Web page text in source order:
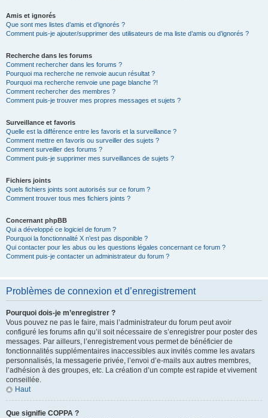
Amis et ignorés
Que sont mes listes d’amis et d’ignorés ?
Comment puis-je ajouter/supprimer des utilisateurs de ma liste d’amis ou d’ignorés ?
Recherche dans les forums
Comment rechercher dans les forums ?
Pourquoi ma recherche ne renvoie aucun résultat ?
Pourquoi ma recherche renvoie une page blanche ?!
Comment rechercher des membres ?
Comment puis-je trouver mes propres messages et sujets ?
Surveillance et favoris
Quelle est la différence entre les favoris et la surveillance ?
Comment mettre en favoris ou surveiller des sujets ?
Comment surveiller des forums ?
Comment puis-je supprimer mes surveillances de sujets ?
Fichiers joints
Quels fichiers joints sont autorisés sur ce forum ?
Comment trouver tous mes fichiers joints ?
Concernant phpBB
Qui a développé ce logiciel de forum ?
Pourquoi la fonctionnalité X n’est pas disponible ?
Qui contacter pour les abus ou les questions légales concernant ce forum ?
Comment puis-je contacter un administrateur du forum ?
Problèmes de connexion et d’enregistrement
Pourquoi dois-je m’enregistrer ?
Vous pouvez ne pas le faire, mais l’administrateur du forum peut avoir
configuré les forums afin qu’il soit nécessaire de s’enregistrer pour poster des
messages. Par ailleurs, l’enregistrement vous permet de bénéficier de
fonctionnalités supplémentaires inaccessibles aux invités comme les avatars
personnalisés, la messagerie privée, l’envoi d’e-mails aux autres membres,
l’adhésion à des groupes, etc. La création d’un compte est rapide et vivement
conseillée.
Haut
Que signifie COPPA ?